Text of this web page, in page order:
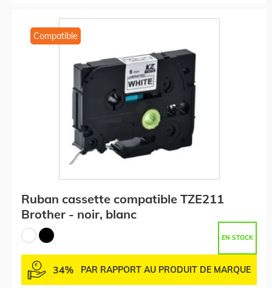
Compatible
Ruban cassette compatible TZE211
Brother - noir, blanc
EN STOCK
34% PAR RAPPORT AU PRODUIT DE MARQUE